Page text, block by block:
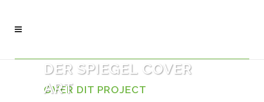
DER SPIEGEL COVER
ART
OVER DIT PROJECT